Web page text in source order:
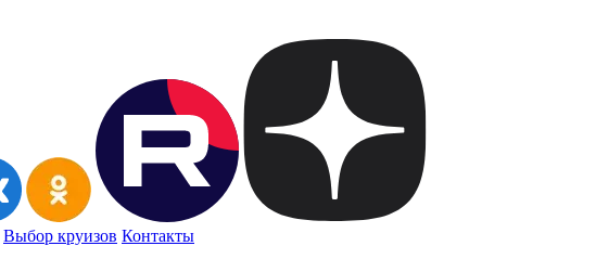
Выбор круизов Контакты